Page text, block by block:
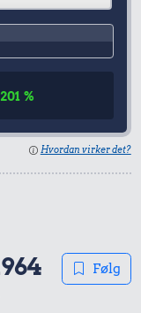
%
Hvordan virker det?
Følg